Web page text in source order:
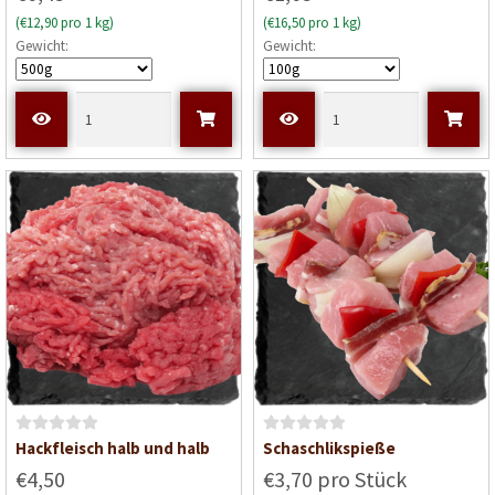
w
e
r
m
i
t
v
o
n
5
(€12,90 pro 1 kg)
Gewicht:
(€16,50 pro 1 kg)
Gewicht:
B
w
Hackfleisch halb und halb
€4,50
B
w
Schaschlikspieße
€3,70 pro Stück